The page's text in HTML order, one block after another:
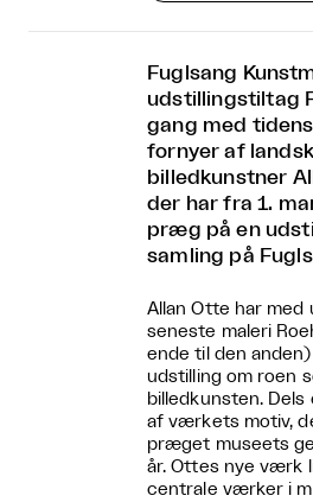
Fuglsang
udstillingstiltag
gang med
fornyer af
billedkunstner
der har fra 1.
præg på en
samling på
Allan Otte har med
seneste maleri
ende til den
udstilling om roen
billedkunsten.
af værkets motiv,
præget museets
år. Ottes nye værk
centrale værker i